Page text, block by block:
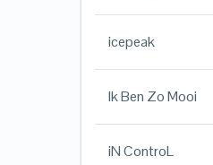
icepeak
Ik Ben Zo Mooi
iN ControL